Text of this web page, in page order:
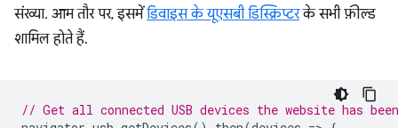
संख्या. आम तौर पर, इसमेंडिवाइस के यूएसबी डिस्क्रिप्टरके सभी फ़ील्ड
शामिल होते हैं.
// Get all connected USB devices the website has